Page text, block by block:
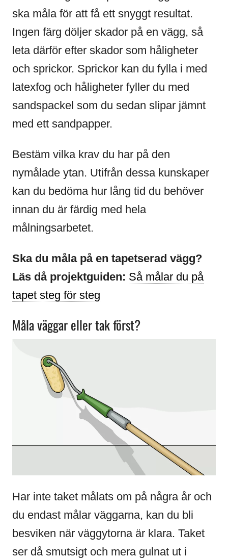
ska måla för att få ett snyggt resultat.
Ingen färg döljer skador på en vägg, så
leta därför efter skador som håligheter
och sprickor. Sprickor kan du fylla i med
latexfog och håligheter fyller du med
sandspackel som du sedan slipar jämnt
med ett sandpapper.
Bestäm vilka krav du har på den
nymålade ytan. Utifrån dessa kunskaper
kan du bedöma hur lång tid du behöver
innan du är färdig med hela
målningsarbetet.
Ska du måla på en tapetserad vägg?
Läs då projektguiden: Så målar du på
tapet steg för steg
Måla väggar eller tak först?
Har inte taket målats om på några år och
du endast målar väggarna, kan du bli
besviken när väggytorna är klara. Taket
ser då smutsigt och mera gulnat ut i